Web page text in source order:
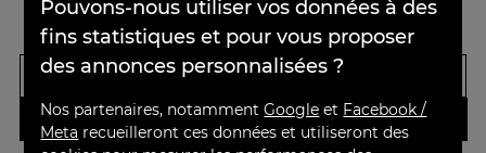
150cl Prix
58,90 €Prix de base
65,00 €
- +
AJOUTER
-
AJOUTER
Pouvons-nous utiliser vos données à des
fins statistiques et pour vous proposer
des annonces personnalisées ?
Nos partenaires, notammentGoogle et Facebook /
Meta recueilleront ces données et utiliseront des